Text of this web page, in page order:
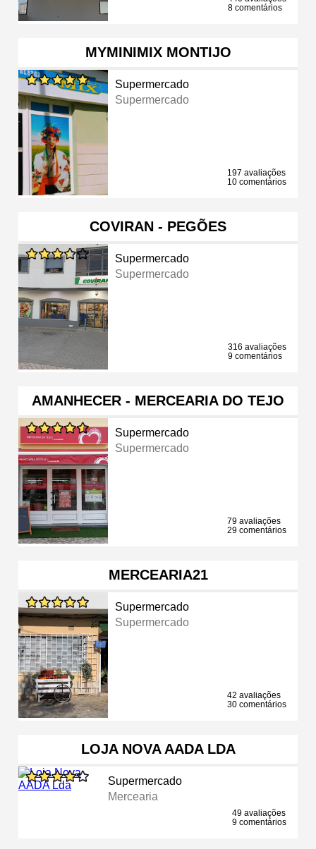
8 comentários
MYMINIMIX MONTIJO
Supermercado
Supermercado
197 avaliações
10 comentários
COVIRAN - PEGÕES
Supermercado
Supermercado
316 avaliações
9 comentários
AMANHECER - MERCEARIA DO TEJO
Supermercado
Supermercado
79 avaliações
29 comentários
MERCEARIA21
Supermercado
Supermercado
42 avaliações
30 comentários
LOJA NOVA AADA LDA
Supermercado
Mercearia
49 avaliações
9 comentários